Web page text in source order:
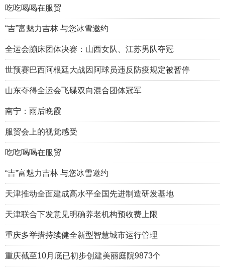
吃吃喝喝在服贸
“吉”富魅力吉林 与您冰雪邀约
全运会蹦床团体决赛：山西女队、江苏男队夺冠
世预赛巴西阿根廷大战因阿球员违反防疫规定被暂停
山东夺得全运会飞碟双向混合团体冠军
南宁：雨后晚霞
服贸会上的视觉感受
吃吃喝喝在服贸
“吉”富魅力吉林 与您冰雪邀约
天津推动全面建成高水平全国先进制造研发基地
天津联合下发意见明确养老机构预收费上限
重庆多举措持续健全新型智慧城市运行管理
重庆截至10月底已初步创建美丽庭院9873个